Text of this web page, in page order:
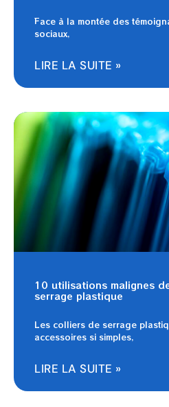
Face à la montée des
sociaux,
LIRE LA SUITE »
10 utilisations malignes
serrage plastique
Les colliers de serrage
accessoires si simples,
LIRE LA SUITE »